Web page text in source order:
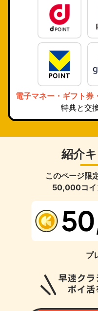
電子マネー・ギフト券
特典と交
紹介
このページ限
50,000コイ
プ